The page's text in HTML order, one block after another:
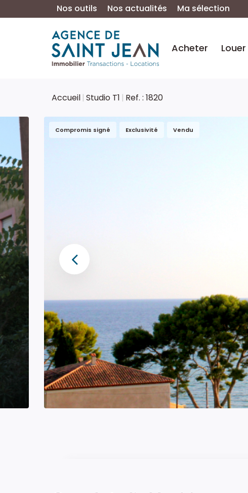
Nos outils Nos actualités Ma sélection
Acheter Louer
Accueil Studio T1 Ref. : 1820
Compromis signé Exclusivité Vendu